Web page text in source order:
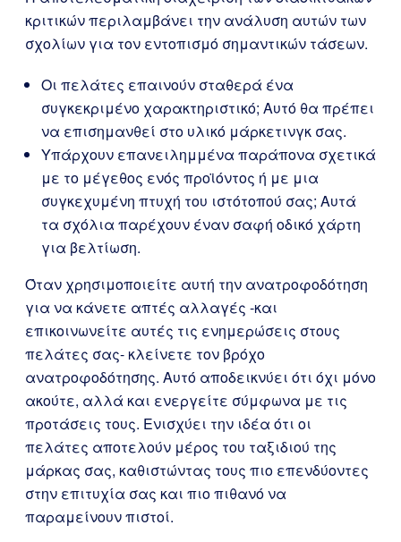
κριτικών περιλαμβάνει την ανάλυση αυτών των
σχολίων για τον εντοπισμό σημαντικών τάσεων.
Οι πελάτες επαινούν σταθερά ένα
συγκεκριμένο χαρακτηριστικό; Αυτό θα πρέπει
να επισημανθεί στο υλικό μάρκετινγκ σας.
Υπάρχουν επανειλημμένα παράπονα σχετικά
με το μέγεθος ενός προϊόντος ή με μια
συγκεχυμένη πτυχή του ιστότοπού σας; Αυτά
τα σχόλια παρέχουν έναν σαφή οδικό χάρτη
για βελτίωση.
Όταν χρησιμοποιείτε αυτή την ανατροφοδότηση
για να κάνετε απτές αλλαγές -και
επικοινωνείτε αυτές τις ενημερώσεις στους
πελάτες σας- κλείνετε τον βρόχο
ανατροφοδότησης. Αυτό αποδεικνύει ότι όχι μόνο
ακούτε, αλλά και ενεργείτε σύμφωνα με τις
προτάσεις τους. Ενισχύει την ιδέα ότι οι
πελάτες αποτελούν μέρος του ταξιδιού της
μάρκας σας, καθιστώντας τους πιο επενδύοντες
στην επιτυχία σας και πιο πιθανό να
παραμείνουν πιστοί.